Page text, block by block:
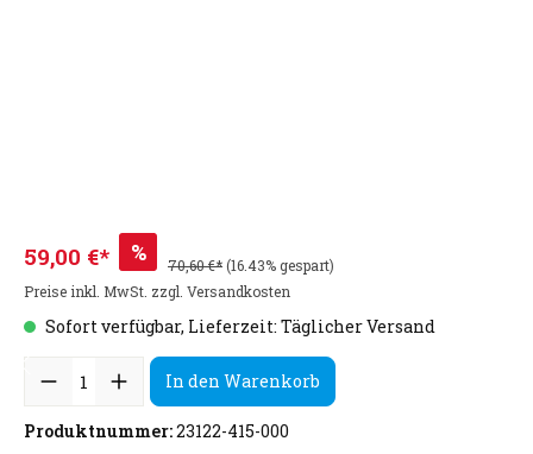
59,00 €* % 70,60 €*(16.43% gespart)
Preise inkl. MwSt. zzgl. Versandkosten
Sofort verfügbar, Lieferzeit: Täglicher Versand
In den Warenkorb
Produktnummer:23122-415-000